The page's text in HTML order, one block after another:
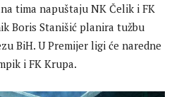
tima napuštaju NK Čelik i FK
Boris Stanišić planira tužbu
BiH. U Premijer ligi će naredne
i FK Krupa.